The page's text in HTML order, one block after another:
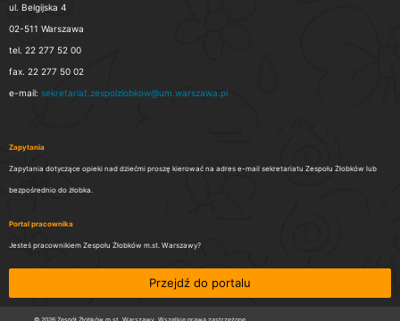
ul. Belgijska 4
02-511 Warszawa
tel. 22 277 52 00
fax. 22 277 50 02
e-mail: sekretariat.zespolzlobkow@um.warszawa.pl
Zapytania
Zapytania dotyczące opieki nad dziećmi proszę kierować na adres e-mail sekretariatu Zespołu Żłobków lub
bezpośrednio do żłobka.
Portal pracownika
Jesteś pracownikiem Zespołu Żłobków m.st. Warszawy?
Przejdź do portalu